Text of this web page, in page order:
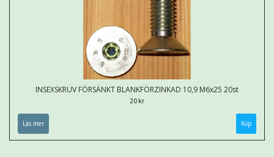
INSEXSKRUV FÖRSÄNKT BLANKFÖRZINKAD 10,9 M6x25 20st
20 kr
Läs mer